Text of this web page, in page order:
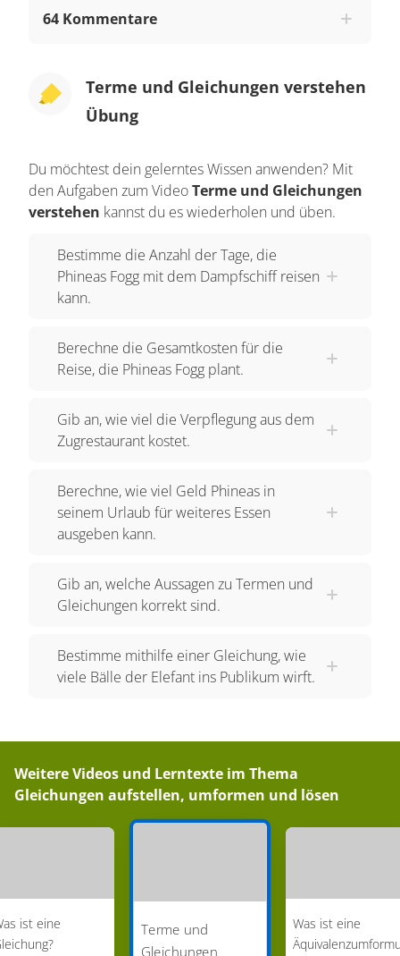
Zug. Und auf Seewegen das Schiff, anders
schlussfolgert, dass er auf 5 Etappen mit dem
Zug reisen wird. Zwei dieser Etappen werden 13
Tage, zwei weitere 7 Tage und eine Etappe wird
Tage würde Phineas dann noch mit dem
Dampfschiff reisen müssen?
Reisezeit
Da Phineas' Reise 79 Tage dauern soll können
verbringen wird, von 79 abziehen. Heraus kommt
die Anzahl der Tage, an denen er mit dem Schiff
Phineaus Fogg insgesamt mit dem Zug reisen
will, müssen wir einfach die Dauer der einzelnen
Etappen, in denen er 13 Tage im Zug verbringen
wird und auch zwei Etappen, die 7 Tage dauern.
Die letzte Zugetappe dauert ganze 22 Tage.
Diese addieren wir nun noch dazu, um auf die
setzen wir in unsere ursprüngliche Gleichung ein
und lösen sie. Denk daran, ein Minuszeichen vor
wir die Antwort! 17 Tage. Nun da wir wissen, wie
lange die Reiseetappen dauern, sollten wir
Phineas helfen, die Kosten dafür zu berechnen.
Umformen von Termen - Berechnung der
Reisekosten
64 Kommentare
Terme und Gleichungen verstehen
Übung
Du möchtest dein gelerntes Wissen anwenden? Mit
den Aufgaben zum VideoTerme und Gleichungen
verstehen kannst du es wiederholen und üben.
Bestimme die Anzahl der Tage, die
Phineas Fogg mit dem Dampfschiff reisen
kann.
Berechne die Gesamtkosten für die
Reise, die Phineas Fogg plant.
Gib an, wie viel die Verpflegung aus dem
Zugrestaurant kostet.
Berechne, wie viel Geld Phineas in
seinem Urlaub für weiteres Essen
ausgeben kann.
Gib an, welche Aussagen zu Termen und
Gleichungen korrekt sind.
Bestimme mithilfe einer Gleichung, wie
viele Bälle der Elefant ins Publikum wirft.
Weitere Videos und Lerntexte im Thema
Gleichungen aufstellen, umformen und lösen
ist eine
Terme und
Gleichungen
Was ist eine